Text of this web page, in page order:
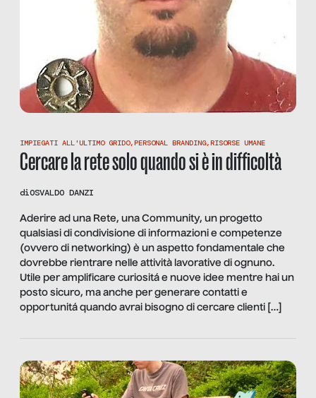
IMPIEGATI ALL'ULTIMO GRIDO,PERSONAL BRANDING,RISORSE UMANE
Cercare la rete solo quando si è in difficoltà
diOSVALDO DANZI
Aderire ad una Rete, una Community, un progetto
qualsiasi di condivisione di informazioni e competenze
(ovvero di networking) è un aspetto fondamentale che
dovrebbe rientrare nelle attività lavorative di ognuno.
Utile per amplificare curiositá e nuove idee mentre hai un
posto sicuro, ma anche per generare contatti e
opportunitá quando avrai bisogno di cercare clienti […]